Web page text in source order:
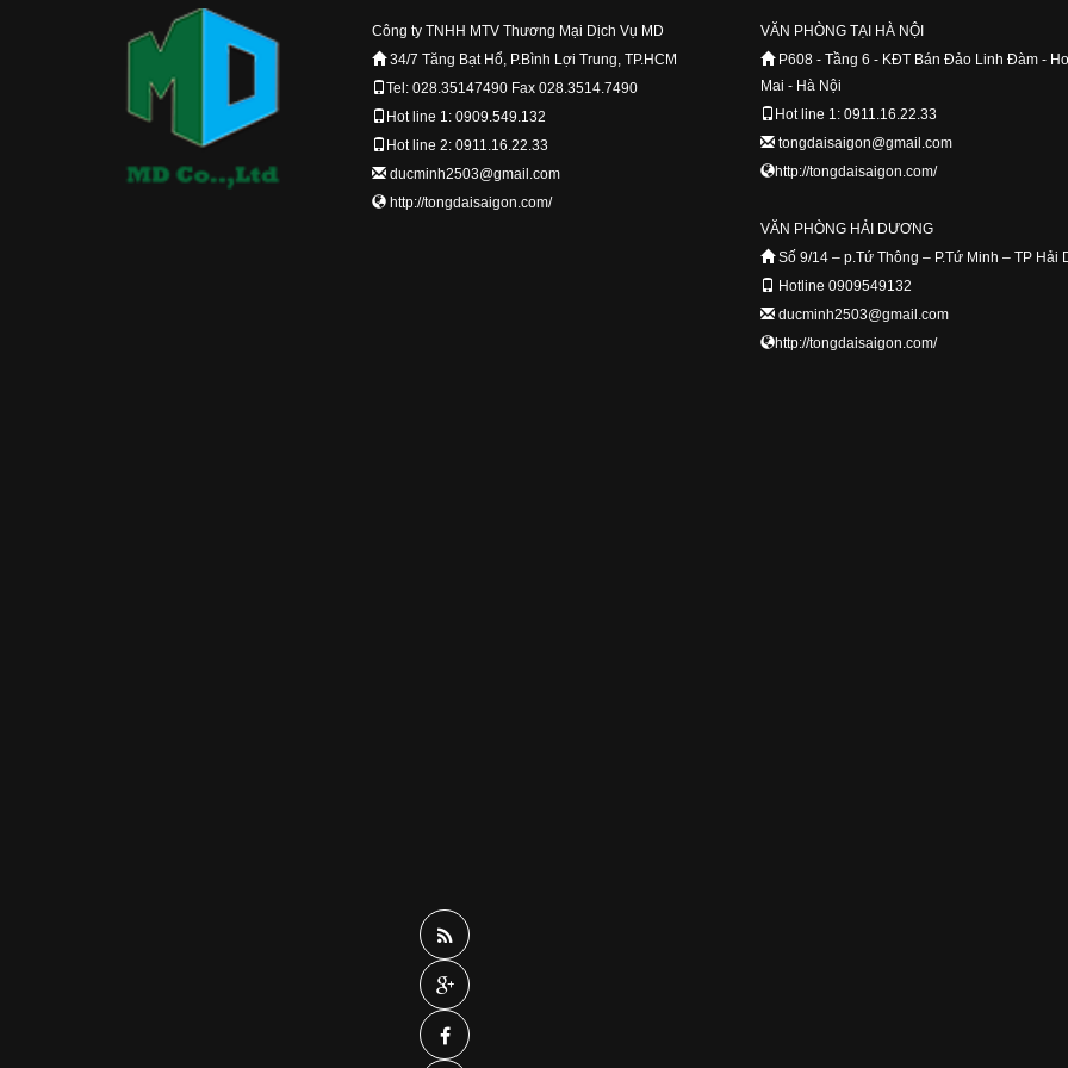
Công ty TNHH MTV Thương Mại Dịch Vụ MD
34/7 Tăng Bạt Hổ, P.Bình Lợi Trung, TP.HCM
Tel: 028.35147490 Fax 028.3514.7490
Hot line 1: 0909.549.132
Hot line 2: 0911.16.22.33
ducminh2503@gmail.com
http://tongdaisaigon.com/
VĂN PHÒNG TẠI HÀ NỘI
P608 - Tầng 6 - KĐT Bán Đảo Linh Đàm -
Mai - Hà Nội
Hot line 1: 0911.16.22.33
tongdaisaigon@gmail.com
http://tongdaisaigon.com/
VĂN PHÒNG HẢI DƯƠNG
Số 9/14 – p.Tứ Thông – P.Tứ Minh – TP Hải
Hotline 0909549132
ducminh2503@gmail.com
http://tongdaisaigon.com/